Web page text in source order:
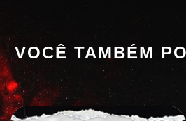
VOCÊ TAMBÉM